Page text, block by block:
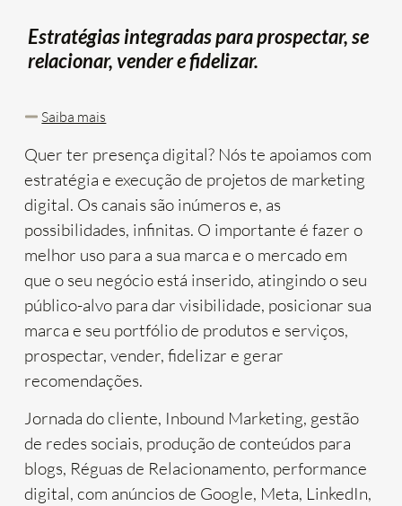
Estratégias integradas para prospectar, se
relacionar, vender e fidelizar.
Saiba mais
Quer ter presença digital? Nós te apoiamos com
estratégia e execução de projetos de marketing
digital. Os canais são inúmeros e, as
possibilidades, infinitas. O importante é fazer o
melhor uso para a sua marca e o mercado em
que o seu negócio está inserido, atingindo o seu
público-alvo para dar visibilidade, posicionar sua
marca e seu portfólio de produtos e serviços,
prospectar, vender, fidelizar e gerar
recomendações.
Jornada do cliente, Inbound Marketing, gestão
de redes sociais, produção de conteúdos para
blogs, Réguas de Relacionamento, performance
digital, com anúncios de Google, Meta, LinkedIn,